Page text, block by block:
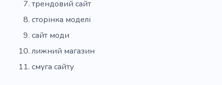
трендовий сайт
сторінка моделі
сайт моди
лижний магазин
смуга сайту